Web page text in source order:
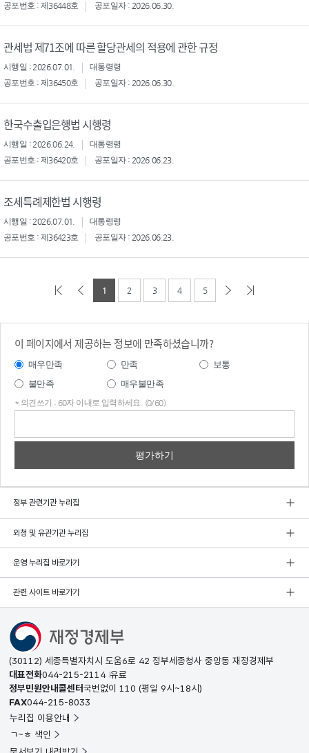
공포번호 : 제36448호
공포일자 : 2026.06.30.
관세법 제71조에 따른 할당관세의 적용에 관한 규정
시행일 : 2026.07.01.
대통령령
공포번호 : 제36450호
공포일자 : 2026.06.30.
한국수출입은행법 시행령
시행일 : 2026.06.24.
대통령령
공포번호 : 제36420호
공포일자 : 2026.06.23.
조세특례제한법 시행령
시행일 : 2026.07.01.
대통령령
공포번호 : 제36423호
공포일자 : 2026.06.23.
1 2 3 4 5
이 페이지에서 제공하는 정보에 만족하셨습니까?
매우만족 만족
보통
불만족
매우불만족
* 의견쓰기 : 60자 이내로 입력하세요. (0/60)
정부 관련기관 누리집
외청 및 유관기관 누리집
운영 누리집 바로가기
관련 사이트 바로가기
(30112) 세종특별자치시 도움6로 42 정부세종청사 중앙동 재정경제부
대표전화044-215-2114 유료
정부민원안내콜센터국번없이 110 (평일 9시~18시)
FAX044-215-8033
누리집 이용안내
ㄱ~ㅎ 색인